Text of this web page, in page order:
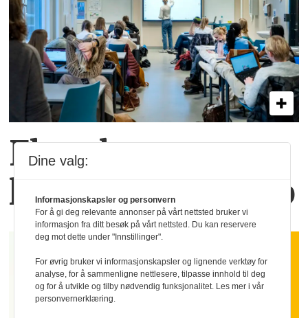
Flere lærere opp­
lever vold på jobb
Dine valg:
Informasjonskapsler og personvern
For å gi deg relevante annonser på vårt nettsted bruker vi
informasjon fra ditt besøk på vårt nettsted. Du kan reservere
deg mot dette under "Innstillinger".
For øvrig bruker vi informasjonskapsler og lignende verktøy for
analyse, for å sammenligne nettlesere, tilpasse innhold til deg
og for å utvikle og tilby nødvendig funksjonalitet. Les mer i vår
personvernerklæring.